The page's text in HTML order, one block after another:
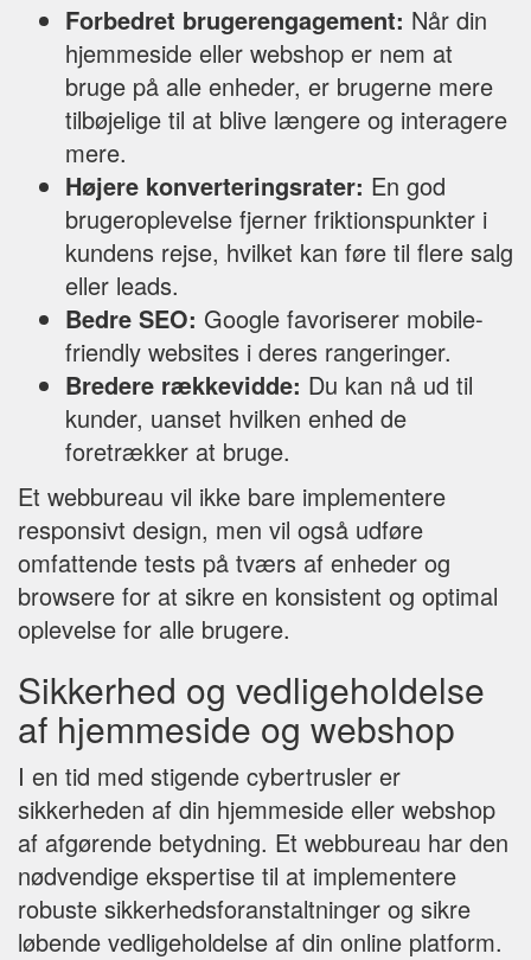
Forbedret brugerengagement: Når din
hjemmeside eller webshop er nem at
bruge på alle enheder, er brugerne mere
tilbøjelige til at blive længere og interagere
mere.
Højere konverteringsrater: En god
brugeroplevelse fjerner friktionspunkter i
kundens rejse, hvilket kan føre til flere salg
eller leads.
Bedre SEO: Google favoriserer mobile-
friendly websites i deres rangeringer.
Bredere rækkevidde: Du kan nå ud til
kunder, uanset hvilken enhed de
foretrækker at bruge.
Et webbureau vil ikke bare implementere
responsivt design, men vil også udføre
omfattende tests på tværs af enheder og
browsere for at sikre en konsistent og optimal
oplevelse for alle brugere.
Sikkerhed og vedligeholdelse
af hjemmeside og webshop
I en tid med stigende cybertrusler er
sikkerheden af din hjemmeside eller webshop
af afgørende betydning. Et webbureau har den
nødvendige ekspertise til at implementere
robuste sikkerhedsforanstaltninger og sikre
løbende vedligeholdelse af din online platform.